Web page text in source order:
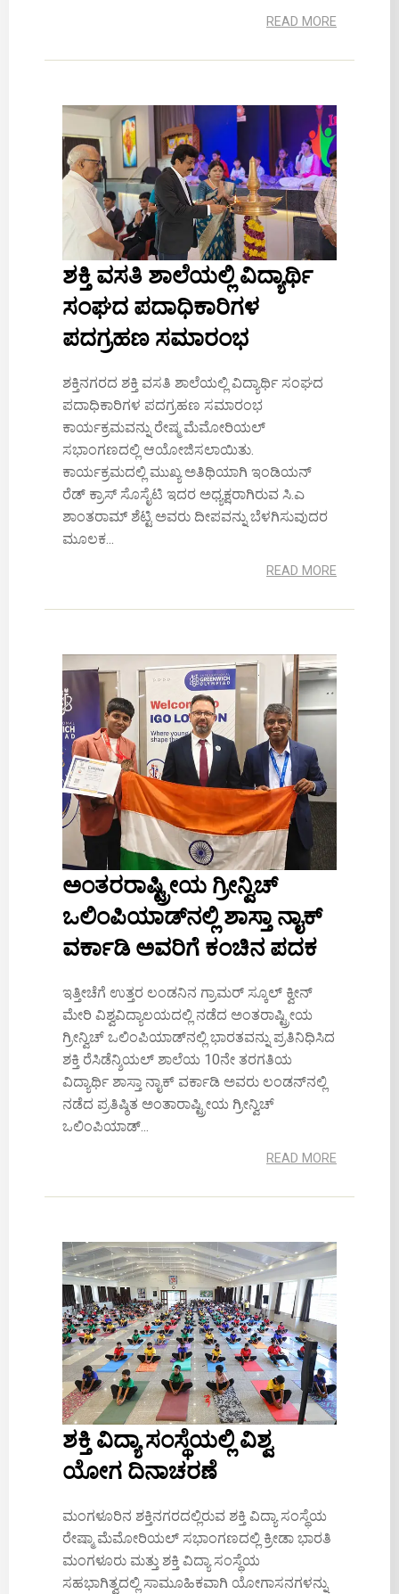
READ MORE
ಶಕ್ತಿ ವಸತಿ ಶಾಲೆಯಲ್ಲಿ ವಿದ್ಯಾರ್ಥಿ
ಸಂಘದ ಪದಾಧಿಕಾರಿಗಳ
ಪದಗ್ರಹಣ ಸಮಾರಂಭ
ಶಕ್ತಿನಗರದ ಶಕ್ತಿ ವಸತಿ ಶಾಲೆಯಲ್ಲಿ ವಿದ್ಯಾರ್ಥಿ ಸಂಘದ
ಪದಾಧಿಕಾರಿಗಳ ಪದಗ್ರಹಣ ಸಮಾರಂಭ
ಕಾರ್ಯಕ್ರಮವನ್ನು ರೇಷ್ಮ ಮೆಮೋರಿಯಲ್
ಸಭಾಂಗಣದಲ್ಲಿ ಆಯೋಜಿಸಲಾಯಿತು.
ಕಾರ್ಯಕ್ರಮದಲ್ಲಿ ಮುಖ್ಯ ಅತಿಥಿಯಾಗಿ ಇಂಡಿಯನ್
ರೆಡ್ ಕ್ರಾಸ್ ಸೊಸೈಟಿ ಇದರ ಅಧ್ಯಕ್ಷರಾಗಿರುವ ಸಿ.ಎ
ಶಾಂತರಾಮ್ ಶೆಟ್ಟಿ ಅವರು ದೀಪವನ್ನು ಬೆಳಗಿಸುವುದರ
ಮೂಲಕ...
READ MORE
ಅಂತರರಾಷ್ಟ್ರೀಯ ಗ್ರೀನ್ವಿಚ್
ಒಲಿಂಪಿಯಾಡ್‌ನಲ್ಲಿ ಶಾಸ್ತಾ ನಾೖಕ್‌
ವರ್ಕಾಡಿ ಅವರಿಗೆ ಕಂಚಿನ ಪದಕ
ಇತ್ತೀಚೆಗೆ ಉತ್ತರ ಲಂಡನಿನ ಗ್ರಾಮರ್ ಸ್ಕೂಲ್ ಕ್ವೀನ್
ಮೇರಿ ವಿಶ್ವವಿದ್ಯಾಲಯದಲ್ಲಿ ನಡೆದ ಅಂತರಾಷ್ಟ್ರೀಯ
ಗ್ರೀನ್ವಿಚ್ ಒಲಿಂಪಿಯಾಡ್‌ನಲ್ಲಿ ಭಾರತವನ್ನು ಪ್ರತಿನಿಧಿಸಿದ
ಶಕ್ತಿ ರೆಸಿಡೆನ್ಶಿಯಲ್ ಶಾಲೆಯ 10ನೇ ತರಗತಿಯ
ವಿದ್ಯಾರ್ಥಿ ಶಾಸ್ತಾ ನಾೖಕ್‌ ವರ್ಕಾಡಿ ಅವರು ಲಂಡನ್‌ನಲ್ಲಿ
ನಡೆದ ಪ್ರತಿಷ್ಠಿತ ಅಂತಾರಾಷ್ಟ್ರೀಯ ಗ್ರೀನ್ವಿಚ್
ಒಲಿಂಪಿಯಾಡ್...
READ MORE
ಶಕ್ತಿ ವಿದ್ಯಾ ಸಂಸ್ಥೆಯಲ್ಲಿ ವಿಶ್ವ
ಯೋಗ ದಿನಾಚರಣೆ
ಮಂಗಳೂರಿನ ಶಕ್ತಿನಗರದಲ್ಲಿರುವ ಶಕ್ತಿ ವಿದ್ಯಾ ಸಂಸ್ಥೆಯ
ರೇಷ್ಮಾ ಮೆಮೋರಿಯಲ್ ಸಭಾಂಗಣದಲ್ಲಿ ಕ್ರೀಡಾ ಭಾರತಿ
ಮಂಗಳೂರು ಮತ್ತು ಶಕ್ತಿ ವಿದ್ಯಾ ಸಂಸ್ಥೆಯ
ಸಹಭಾಗಿತ್ವದಲ್ಲಿ ಸಾಮೂಹಿಕವಾಗಿ ಯೋಗಾಸನಗಳನ್ನು